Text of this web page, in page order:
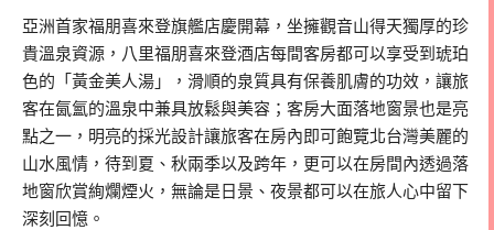
亞洲首家福朋喜來登旗艦店慶開幕， 坐擁觀音山得天獨厚的珍
貴溫泉資源，八里福朋喜來登酒店每間客房都可以享受到琥珀
色的「黃金美人湯」，滑順的泉質具有保養肌膚的功效，讓旅
客在氤氳的溫泉中兼具放鬆與美容；客房大面落地窗景也是亮
點之一，明亮的採光設計讓旅客在房內即可飽覽北台灣美麗的
山水風情，待到夏、秋兩季以及跨年，更可以在房間內透過落
地窗欣賞絢爛煙火，無論是日景、夜景都可以在旅人心中留下
深刻回憶。